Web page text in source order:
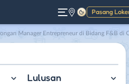
Pasang
Gelap
Manager Entrepreneur di Bidang F&B di CV. Usaha Delapan
Lulusan